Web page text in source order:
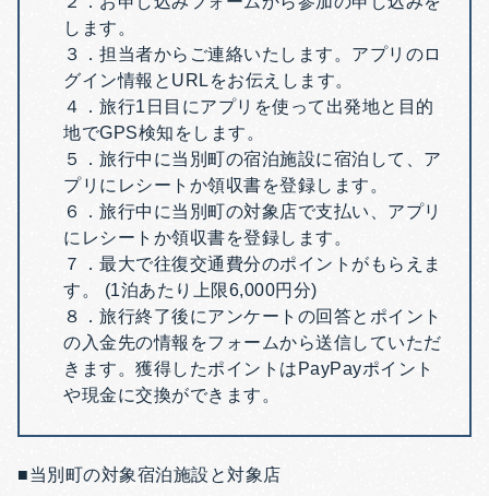
します。
３．担当者からご連絡いたします。アプリのロ
グイン情報とURLをお伝えします。
４．旅行1日目にアプリを使って出発地と目的
地でGPS検知をします。
５．旅行中に当別町の宿泊施設に宿泊して、ア
プリにレシートか領収書を登録します。
６．旅行中に当別町の対象店で支払い、アプリ
にレシートか領収書を登録します。
７．最大で往復交通費分のポイントがもらえま
す。 (1泊あたり上限6,000円分)
８．旅行終了後にアンケートの回答とポイント
の入金先の情報をフォームから送信していただ
きます。獲得したポイントはPayPayポイント
や現金に交換ができます。
■当別町の対象宿泊施設と対象店